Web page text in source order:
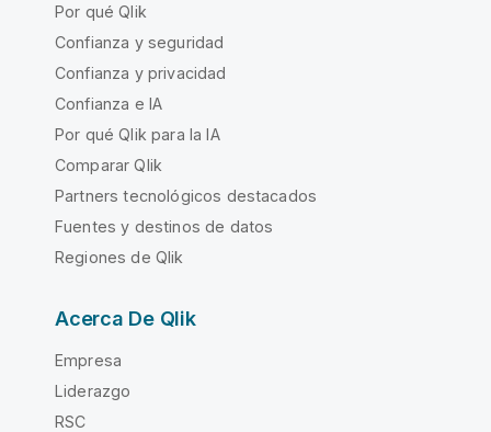
Por qué Qlik
Confianza y seguridad
Confianza y privacidad
Confianza e IA
Por qué Qlik para la IA
Comparar Qlik
Partners tecnológicos destacados
Fuentes y destinos de datos
Regiones de Qlik
Acerca De Qlik
Empresa
Liderazgo
RSC